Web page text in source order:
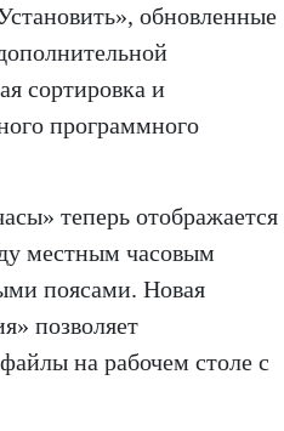
обновленные
сортировка и
программного
теперь отображается
местным часовым
поясами. Новая
позволяет
на рабочем столе с